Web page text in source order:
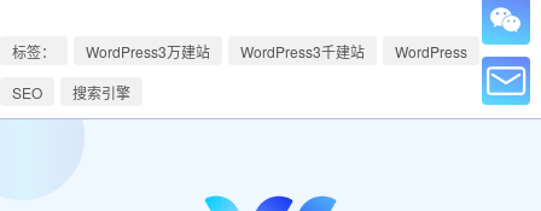
标签： WordPress3万建站 WordPress3千建站
WordPress
SEO
搜索引擎